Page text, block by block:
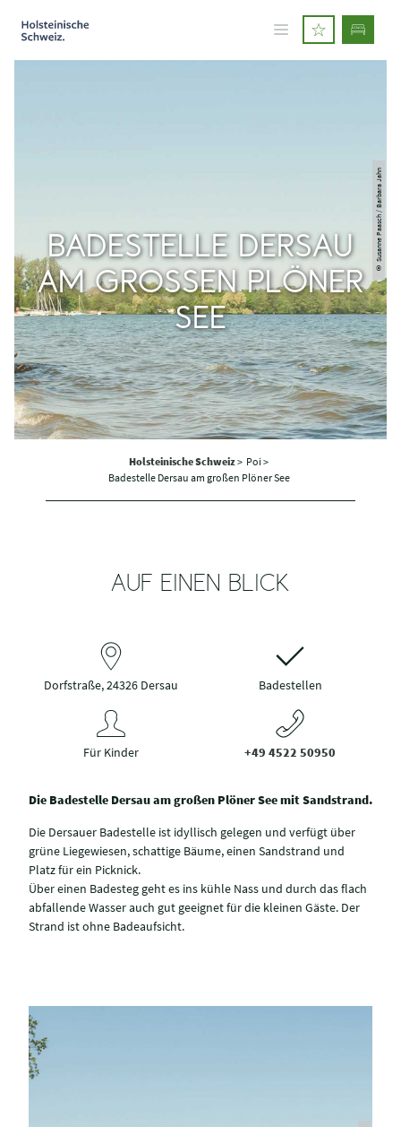
© Susanne Paasch / Barbara Jahn
BADESTELLE DERSAU
AM GROSSEN PLÖNER S
EE
Holsteinische Schweiz> Poi >
Badestelle Dersau am großen Plöner See
AUF EINEN BLICK
Dorfstraße, 24326 Dersau Badestellen
Für Kinder +49 4522 50950
Die Badestelle Dersau am großen Plöner See mit Sandstrand.
Die Dersauer Badestelle ist idyllisch gelegen und verfügt über
grüne Liegewiesen, schattige Bäume, einen Sandstrand und
Platz für ein Picknick.
Über einen Badesteg geht es ins kühle Nass und durch das flach
abfallende Wasser auch gut geeignet für die kleinen Gäste. Der
Strand ist ohne Badeaufsicht.